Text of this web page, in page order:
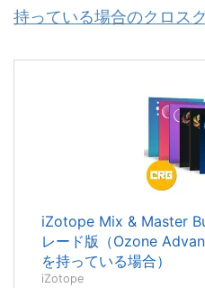
持っている場合のクロス
iZotope Mix & Master
レード版（Ozone
を持っている場合）
iZotope